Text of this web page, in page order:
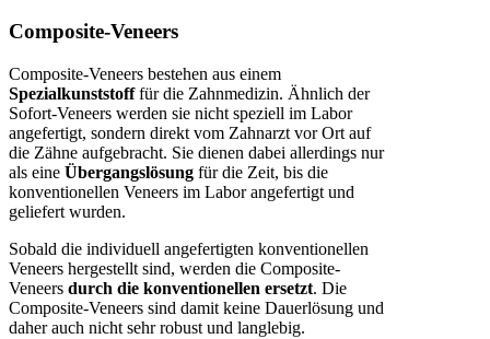
Composite-Veneers
Composite-Veneers bestehen aus einem
Spezialkunststofffür die Zahnmedizin. Ähnlich der
Sofort-Veneers werden sie nicht speziell im Labor
angefertigt, sondern direkt vom Zahnarzt vor Ort auf
die Zähne aufgebracht. Sie dienen dabei allerdings nur
als eine Übergangslösung für die Zeit, bis die
konventionellen Veneers im Labor angefertigt und
geliefert wurden.
Sobald die individuell angefertigten konventionellen
Veneers hergestellt sind, werden die Composite-
Veneers durch die konventionellen ersetzt. Die
Composite-Veneers sind damit keine Dauerlösung und
daher auch nicht sehr robust und langlebig.